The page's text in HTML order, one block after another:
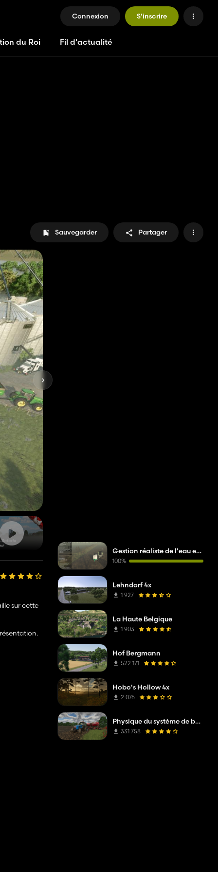
Connexion S'inscrire
du Roi Fil d'actualité
Sauvegarder Partager
sur cette
Gestion réaliste de l'eau et des sols
100%
Lehndorf 4x
1 927
La Haute Belgique
1 903
Hof Bergmann
522 171
Hobo's Hollow 4x
2 076
Physique du système de boue
331 758